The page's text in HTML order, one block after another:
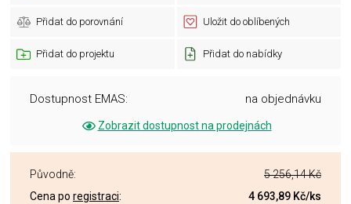
Přidat do porovnání Uložit do oblíbených
Přidat do projektu Přidat do nabídky
Dostupnost EMAS: na objednávku
Zobrazit dostupnost na prodejnách
Původně:
5 256,14 Kč
Cena po registraci: 4 693,89 Kč/ks